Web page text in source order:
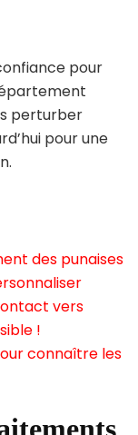
pour
perturber
pour une
des punaises
vers
!
connaître les